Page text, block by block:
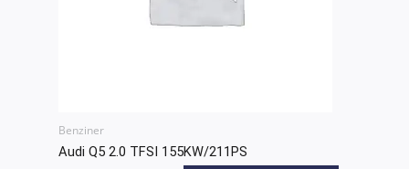
Benziner
Audi Q5 2.0 TFSI 155KW/211PS